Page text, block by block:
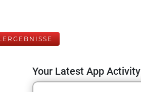
Your Latest App Activity